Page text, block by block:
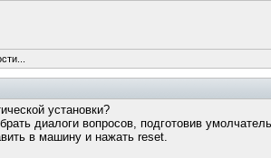
установки?
диалоги вопросов, подготовив
в машину и нажать reset.